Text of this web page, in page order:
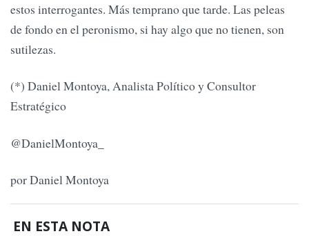
estos interrogantes. Más temprano que tarde. Las peleas
de fondo en el peronismo, si hay algo que no tienen, son
sutilezas.
(*) Daniel Montoya, Analista Político y Consultor
Estratégico
@DanielMontoya_
por Daniel Montoya
EN ESTA NOTA